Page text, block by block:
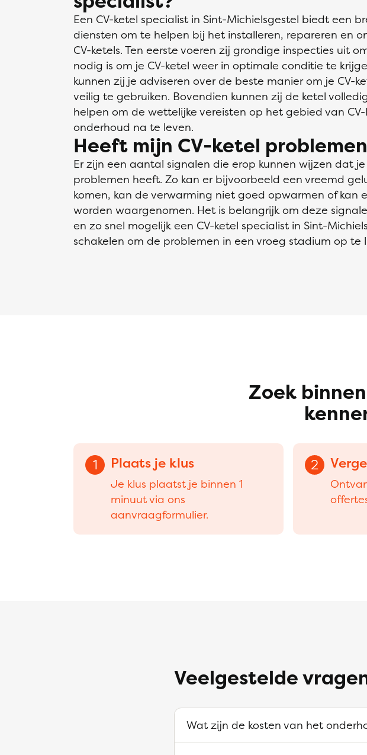
Een CV-ketel specialist in Sint-Michielsgestel biedt een
diensten om te helpen bij het installeren, repareren en
CV-ketels. Ten eerste voeren zij grondige inspecties uit
nodig is om je CV-ketel weer in optimale conditie te
kunnen zij je adviseren over de beste manier om je CV-
veilig te gebruiken. Bovendien kunnen zij de ketel
helpen om de wettelijke vereisten op het gebied van
onderhoud na te leven.
Heeft mijn CV-ketel
Er zijn een aantal signalen die erop kunnen wijzen dat je
problemen heeft. Zo kan er bijvoorbeeld een vreemd
komen, kan de verwarming niet goed opwarmen of kan
worden waargenomen. Het is belangrijk om deze
en zo snel mogelijk een CV-ketel specialist in Sint-
schakelen om de problemen in een vroeg stadium op te
Zoek
1 Plaats je klus
Je klus plaatst je binnen 1
minuut via ons
aanvraagformulier.
2
Veelgestelde
Wat zijn de kosten van het